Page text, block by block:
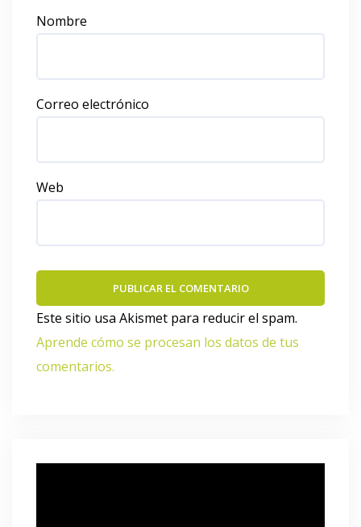
Nombre
Correo electrónico
Web
Este sitio usa Akismet para reducir el spam.
Aprende cómo se procesan los datos de tus
comentarios.